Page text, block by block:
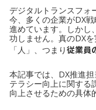
デジタルトランスフォ
今、多くの企業がDX
進めています。しかし
功しません。真のDX
「人」、つまり従業員
本記事では、DX推進
テラシー向上に関する
向上させるための具体